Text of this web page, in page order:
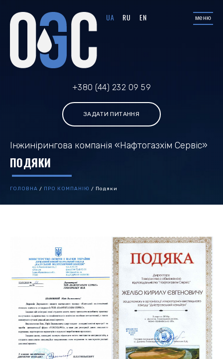
UA RU EN меню
+380 (44) 232 09 59
ЗАДАТИ ПИТАННЯ
Інжинірингова компанія «Нафтогазхім Сервіс»
ПОДЯКИ
ГОЛОВНА / ПРО КОМПАНІЮ / Подяки